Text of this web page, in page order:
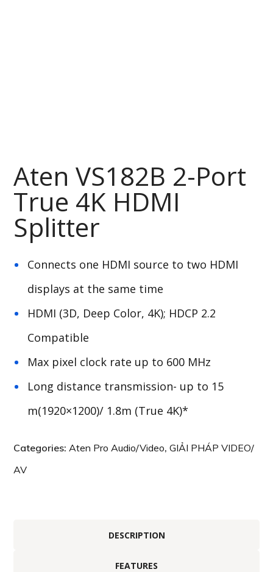
Aten VS182B 2-Port
True 4K HDMI
Splitter
Connects one HDMI source to two HDMI
displays at the same time
HDMI (3D, Deep Color, 4K); HDCP 2.2
Compatible
Max pixel clock rate up to 600 MHz
Long distance transmission- up to 15
m(1920×1200)/ 1.8m (True 4K)*
Categories:Aten Pro Audio/Video,GIẢI PHÁP VIDEO/
AV
DESCRIPTION
FEATURES